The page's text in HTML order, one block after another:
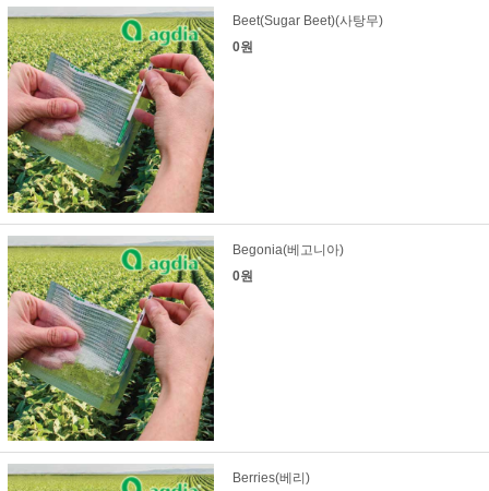
Beet(Sugar Beet)(사탕무)
0원
Begonia(베고니아)
0원
Berries(베리)